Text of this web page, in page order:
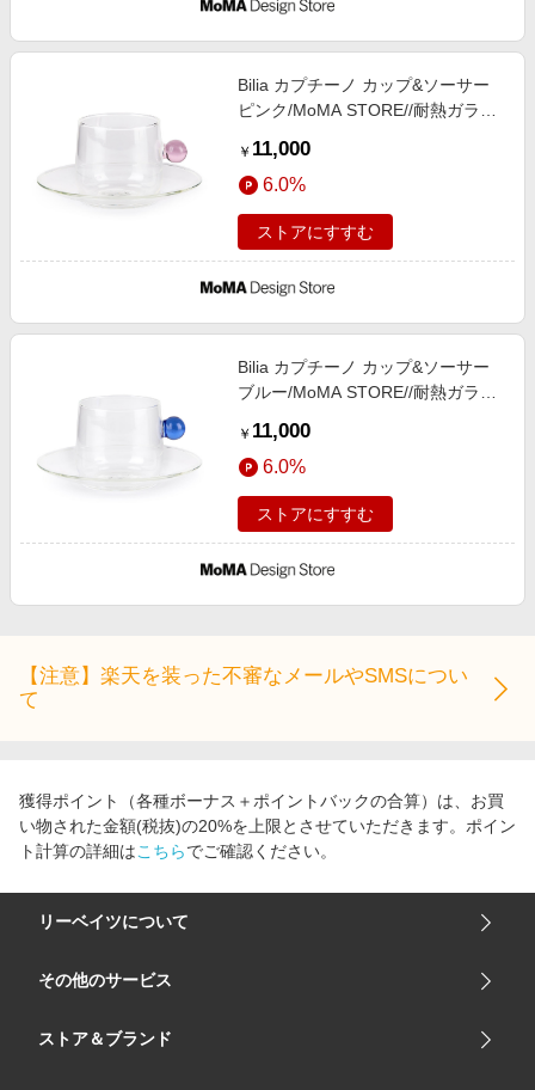
Bilia カプチーノ カップ&ソーサー
ピンク/MoMA STORE//耐熱ガラス
￥ 11,000
6.0%
ストアにすすむ
Bilia カプチーノ カップ&ソーサー
ブルー/MoMA STORE//耐熱ガラス
￥ 11,000
6.0%
ストアにすすむ
【注意】楽天を装った不審なメールやSMSについ
て
獲得ポイント（各種ボーナス＋ポイントバックの合算）は、お買
い物された金額(税抜)の20%を上限とさせていただきます。ポイン
ト計算の詳細はこちらでご確認ください。
リーベイツについて
会社概要
サイトマップ
その他のサービス
楽天市場
ストア＆ブランド